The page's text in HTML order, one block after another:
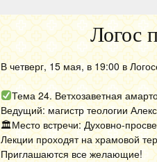
Логос
В четверг, 15 мая, в 19:00 в
Тема 24. Ветхозаветная
Ведущий: магистр теологии
🏛Место встречи: Духовно-
Лекции проходят на храмовой
Приглашаются все желающие!